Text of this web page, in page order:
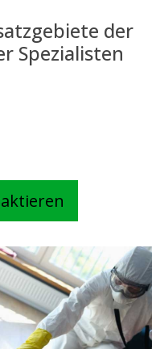
der
Spezialisten